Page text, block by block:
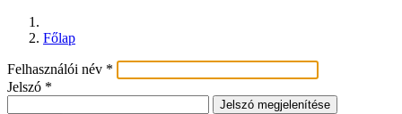
Főlap
Felhasználói név *
Jelszó *
Jelszó megjelenítése